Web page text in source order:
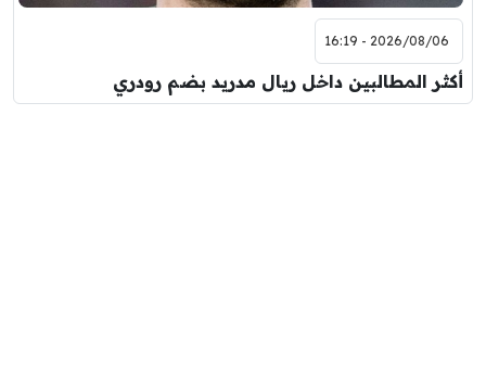
2026/08/06 - 16:19
أكثر المطالبين داخل ريال مدريد بضم رودري